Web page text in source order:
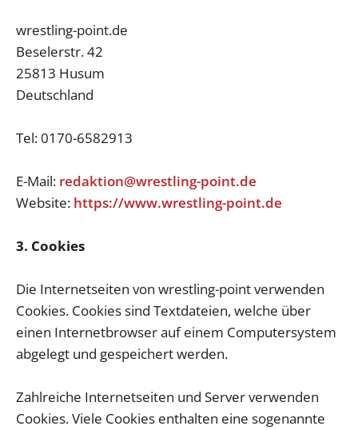
wrestling-point.de
Beselerstr. 42
25813 Husum
Deutschland
Tel: 0170-6582913
E-Mail: redaktion@wrestling-point.de
Website: https://www.wrestling-point.de
3. Cookies
Die Internetseiten von wrestling-point verwenden
Cookies. Cookies sind Textdateien, welche über
einen Internetbrowser auf einem Computersystem
abgelegt und gespeichert werden.
Zahlreiche Internetseiten und Server verwenden
Cookies. Viele Cookies enthalten eine sogenannte